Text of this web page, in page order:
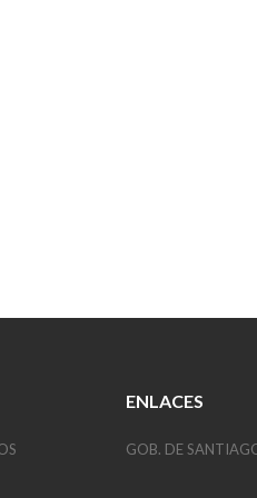
ENLACES
GOB. DE